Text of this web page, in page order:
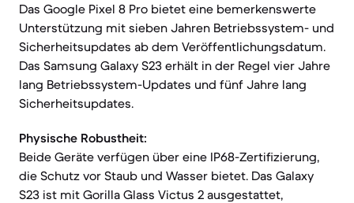
Das Google Pixel 8 Pro bietet eine bemerkenswerte
Unterstützung mit sieben Jahren Betriebssystem- und
Sicherheitsupdates ab dem Veröffentlichungsdatum.
Das Samsung Galaxy S23 erhält in der Regel vier Jahre
lang Betriebssystem-Updates und fünf Jahre lang
Sicherheitsupdates.
Physische Robustheit:
Beide Geräte verfügen über eine IP68-Zertifizierung,
die Schutz vor Staub und Wasser bietet. Das Galaxy
S23 ist mit Gorilla Glass Victus 2 ausgestattet,